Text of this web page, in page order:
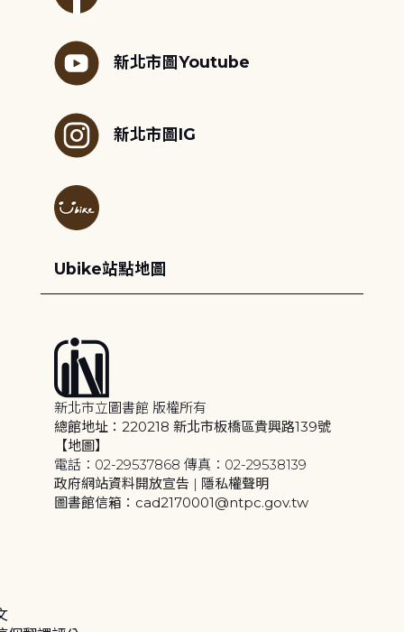
新北市圖Youtube
新北市圖IG
Ubike站點地圖
新北市立圖書館 版權所有
總館地址：220218 新北市板橋區貴興路139號
【地圖】
電話：02-29537868 傳真：02-29538139
政府網站資料開放宣告 | 隱私權聲明
圖書館信箱：cad2170001@ntpc.gov.tw